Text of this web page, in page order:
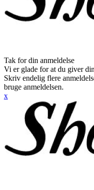
Tak for din anmeldelse
Vi er glade for at du giver
Skriv endelig flere
bruge anmeldelsen.
x